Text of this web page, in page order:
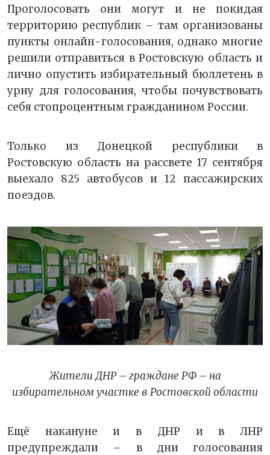
Проголосовать они могут и не покидая
территорию республик – там организованы
пункты онлайн-голосования, однако многие
решили отправиться в Ростовскую область и
лично опустить избирательный бюллетень в
урну для голосования, чтобы почувствовать
себя стопроцентным гражданином России.
Только из Донецкой республики в
Ростовскую область на рассвете 17 сентября
выехало 825 автобусов и 12 пассажирских
поездов.
Жители ДНР – граждане РФ – на
избирательном участке в Ростовской области
Ещё накануне и в ДНР и в ЛНР
предупреждали – в дни голосования